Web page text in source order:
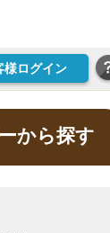
様ログイン
から探す